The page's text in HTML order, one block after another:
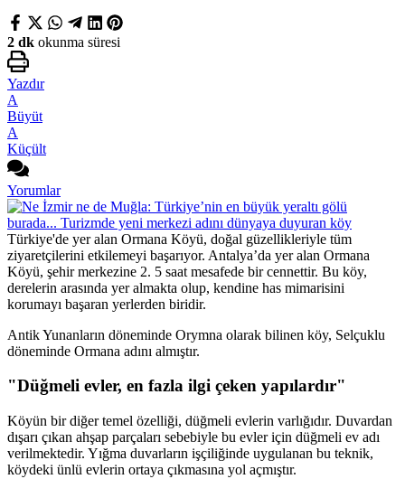
2 dk okunma süresi
Yazdır
A
Büyüt
A
Küçült
Yorumlar
Türkiye'de yer alan Ormana Köyü, doğal güzellikleriyle tüm
ziyaretçilerini etkilemeyi başarıyor. Antalya’da yer alan Ormana
Köyü, şehir merkezine 2. 5 saat mesafede bir cennettir. Bu köy,
derelerin arasında yer almakta olup, kendine has mimarisini
korumayı başaran yerlerden biridir.
Antik Yunanların döneminde Orymna olarak bilinen köy, Selçuklu
döneminde Ormana adını almıştır.
"Düğmeli evler, en fazla ilgi çeken yapılardır"
Köyün bir diğer temel özelliği, düğmeli evlerin varlığıdır. Duvardan
dışarı çıkan ahşap parçaları sebebiyle bu evler için düğmeli ev adı
verilmektedir. Yığma duvarların işçiliğinde uygulanan bu teknik,
köydeki ünlü evlerin ortaya çıkmasına yol açmıştır.